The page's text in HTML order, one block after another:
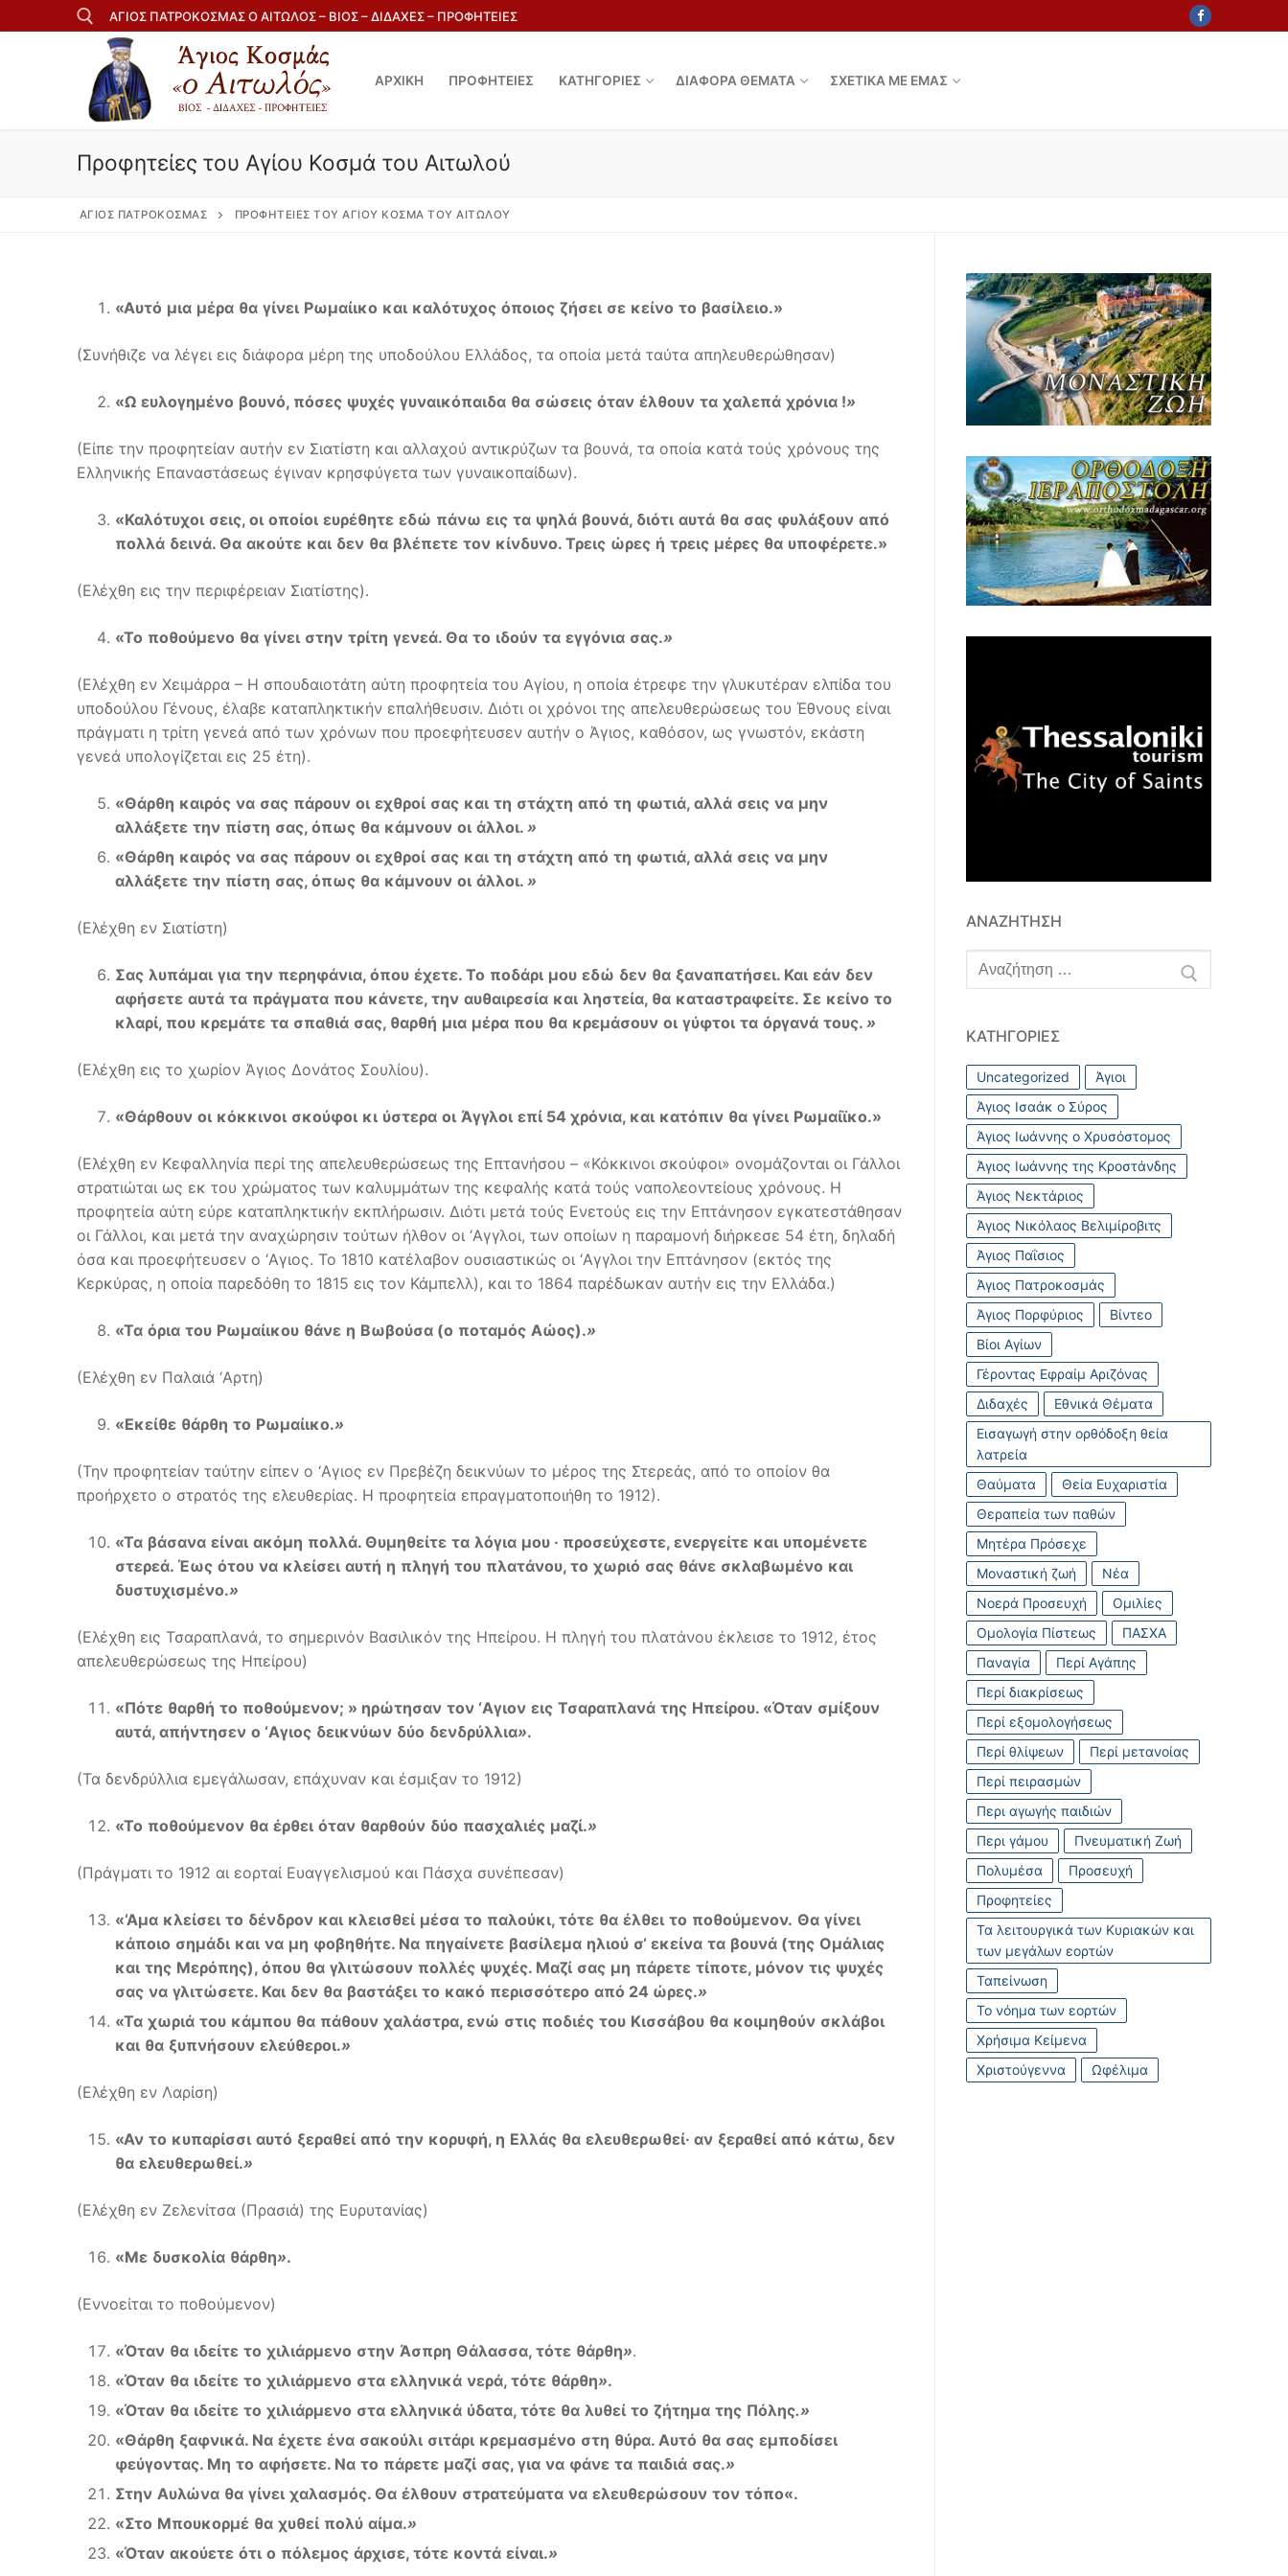
στο
Αναζήτηση για:
ΑΓΙΟΣ ΠΑΤΡΟΚΟΣΜΑΣ Ο ΑΙΤΩΛΟΣ – ΒΙΟΣ – ΔΙΔΑΧΕΣ – ΠΡΟΦΗΤΕΙΕΣ
ΑΡΧΙΚΗ ΠΡΟΦΗΤΕΙΕΣ ΚΑΤΗΓΟΡΙΕΣ ΔΙΑΦΟΡΑ ΘΕΜΑΤΑ ΣΧΕΤΙΚΑ ΜΕ ΕΜΑΣ
Προφητείες του Αγίου Κοσμά του Αιτωλού
ΆΓΙΟΣ ΠΑΤΡΟΚΟΣΜΆΣ ΠΡΟΦΗΤΕΊΕΣ ΤΟΥ ΑΓΊΟΥ ΚΟΣΜΆ ΤΟΥ ΑΙΤΩΛΟΎ
«Αυτό μια μέρα θα γίνει Ρωμαίικο και καλότυχος όποιος ζήσει σε κείνο το βασίλειο.»
(Συνήθιζε να λέγει εις διάφορα μέρη της υποδούλου Ελλάδος, τα οποία μετά ταύτα απηλευθερώθησαν)
«Ω ευλογημένο βουνό, πόσες ψυχές γυναικόπαιδα θα σώσεις όταν έλθουν τα χαλεπά χρόνια !»
(Είπε την προφητείαν αυτήν εν Σιατίστη και αλλαχού αντικρύζων τα βουνά, τα οποία κατά τούς χρόνους της
Ελληνικής Επαναστάσεως έγιναν κρησφύγετα των γυναικοπαίδων).
«Καλότυχοι σεις, οι οποίοι ευρέθητε εδώ πάνω εις τα ψηλά βουνά, διότι αυτά θα σας φυλάξουν από
πολλά δεινά. Θα ακούτε και δεν θα βλέπετε τον κίνδυνο. Τρεις ώρες ή τρεις μέρες θα υποφέρετε.»
(Ελέχθη εις την περιφέρειαν Σιατίστης).
«Το ποθούμενο θα γίνει στην τρίτη γενεά. Θα το ιδούν τα εγγόνια σας.»
(Ελέχθη εν Χειμάρρα – Η σπουδαιοτάτη αύτη προφητεία του Αγίου, η οποία έτρεφε την γλυκυτέραν ελπίδα του
υποδούλου Γένους, έλαβε καταπληκτικήν επαλήθευσιν. Διότι οι χρόνοι της απελευθερώσεως του Έθνους είναι
πράγματι η τρίτη γενεά από των χρόνων που προεφήτευσεν αυτήν ο Άγιος, καθόσον, ως γνωστόν, εκάστη
γενεά υπολογίζεται εις 25 έτη).
«Θάρθη καιρός να σας πάρουν οι εχθροί σας και τη στάχτη από τη φωτιά, αλλά σεις να μην
αλλάξετε την πίστη σας, όπως θα κάμνουν οι άλλοι. »
«Θάρθη καιρός να σας πάρουν οι εχθροί σας και τη στάχτη από τη φωτιά, αλλά σεις να μην
αλλάξετε την πίστη σας, όπως θα κάμνουν οι άλλοι. »
(Ελέχθη εν Σιατίστη)
Σας λυπάμαι για την περηφάνια, όπου έχετε. Το ποδάρι μου εδώ δεν θα ξαναπατήσει. Και εάν δεν
αφήσετε αυτά τα πράγματα που κάνετε, την αυθαιρεσία και ληστεία, θα καταστραφείτε. Σε κείνο το
κλαρί, που κρεμάτε τα σπαθιά σας, θαρθή μια μέρα που θα κρεμάσουν οι γύφτοι τα όργανά τους. »
(Ελέχθη εις το χωρίον Άγιος Δονάτος Σουλίου).
«Θάρθουν οι κόκκινοι σκούφοι κι ύστερα οι Άγγλοι επί 54 χρόνια, και κατόπιν θα γίνει Ρωμαίϊκο.»
(Ελέχθη εν Κεφαλληνία περί της απελευθερώσεως της Επτανήσου – «Κόκκινοι σκούφοι» ονομάζονται οι Γάλλοι
στρατιώται ως εκ του χρώματος των καλυμμάτων της κεφαλής κατά τούς ναπολεοντείους χρόνους. Η
προφητεία αύτη εύρε καταπληκτικήν εκπλήρωσιν. Διότι μετά τούς Ενετούς εις την Επτάνησον εγκατεστάθησαν
οι Γάλλοι, και μετά την αναχώρησιν τούτων ήλθον οι ‘Aγγλοι, των οποίων η παραμονή διήρκεσε 54 έτη, δηλαδή
όσα και προεφήτευσεν ο ‘Aγιος. Το 1810 κατέλαβον ουσιαστικώς οι ‘Aγγλοι την Επτάνησον (εκτός της
Κερκύρας, η οποία παρεδόθη το 1815 εις τον Κάμπελλ), και το 1864 παρέδωκαν αυτήν εις την Ελλάδα.)
«Τα όρια του Ρωμαίικου θάνε η Βωβούσα (ο ποταμός Αώος).»
(Ελέχθη εν Παλαιά ‘Aρτη)
«Εκείθε θάρθη το Ρωμαίικο.»
(Την προφητείαν ταύτην είπεν ο ‘Aγιος εν Πρεβέζη δεικνύων το μέρος της Στερεάς, από το οποίον θα
προήρχετο ο στρατός της ελευθερίας. Η προφητεία επραγματοποιήθη το 1912).
«Τα βάσανα είναι ακόμη πολλά. Θυμηθείτε τα λόγια μου · προσεύχεστε, ενεργείτε και υπομένετε
στερεά. Έως ότου να κλείσει αυτή η πληγή του πλατάνου, το χωριό σας θάνε σκλαβωμένο και
δυστυχισμένο.»
(Ελέχθη εις Τσαραπλανά, το σημερινόν Βασιλικόν της Ηπείρου. Η πληγή του πλατάνου έκλεισε το 1912, έτος
απελευθερώσεως της Ηπείρου)
«Πότε θαρθή το ποθούμενον; » ηρώτησαν τον ‘Aγιον εις Τσαραπλανά της Ηπείρου. «Όταν σμίξουν
αυτά, απήντησεν ο ‘Aγιος δεικνύων δύο δενδρύλλια».
(Τα δενδρύλλια εμεγάλωσαν, επάχυναν και έσμιξαν το 1912)
«Το ποθούμενον θα έρθει όταν θαρθούν δύο πασχαλιές μαζί.»
(Πράγματι το 1912 αι εορταί Ευαγγελισμού και Πάσχα συνέπεσαν)
«‘Aμα κλείσει το δένδρον και κλεισθεί μέσα το παλούκι, τότε θα έλθει το ποθούμενον. Θα γίνει
κάποιο σημάδι και να μη φοβηθήτε. Να πηγαίνετε βασίλεμα ηλιού σ‘ εκείνα τα βουνά (της Ομάλιας
και της Μερόπης), όπου θα γλιτώσουν πολλές ψυχές. Μαζί σας μη πάρετε τίποτε, μόνον τις ψυχές
σας να γλιτώσετε. Και δεν θα βαστάξει το κακό περισσότερο από 24 ώρες.»
«Τα χωριά του κάμπου θα πάθουν χαλάστρα, ενώ στις ποδιές του Κισσάβου θα κοιμηθούν σκλάβοι
και θα ξυπνήσουν ελεύθεροι.»
(Ελέχθη εν Λαρίση)
«Αν το κυπαρίσσι αυτό ξεραθεί από την κορυφή, η Ελλάς θα ελευθερωθεί· αν ξεραθεί από κάτω, δεν
θα ελευθερωθεί.»
(Ελέχθη εν Ζελενίτσα (Πρασιά) της Ευρυτανίας)
«Με δυσκολία θάρθη».
(Εννοείται το ποθούμενον)
«Όταν θα ιδείτε το χιλιάρμενο στην Άσπρη Θάλασσα, τότε θάρθη».
«Όταν θα ιδείτε το χιλιάρμενο στα ελληνικά νερά, τότε θάρθη».
«Όταν θα ιδείτε το χιλιάρμενο στα ελληνικά ύδατα, τότε θα λυθεί το ζήτημα της Πόλης.»
«Θάρθη ξαφνικά. Να έχετε ένα σακούλι σιτάρι κρεμασμένο στη θύρα. Αυτό θα σας εμποδίσει
φεύγοντας. Μη το αφήσετε. Να το πάρετε μαζί σας, για να φάνε τα παιδιά σας.»
Στην Αυλώνα θα γίνει χαλασμός. Θα έλθουν στρατεύματα να ελευθερώσουν τον τόπο«.
«Στο Μπουκορμέ θα χυθεί πολύ αίμα.»
«Όταν ακούετε ότι ο πόλεμος άρχισε, τότε κοντά είναι.»
ΑΝΑΖΉΤΗΣΗ
Αναζήτηση
για:
ΚΑΤΗΓΟΡΊΕΣ
Uncategorized
Άγιοι
Άγιος Ισαάκ ο Σύρος
Άγιος Ιωάννης ο Χρυσόστομος
Άγιος Ιωάννης της Κροστάνδης
Άγιος Νεκτάριος
Άγιος Νικόλαος Βελιμίροβιτς
Άγιος Παΐσιος
Άγιος Πατροκοσμάς
Άγιος Πορφύριος
Βίντεο
Βίοι Αγίων
Γέροντας Εφραίμ Αριζόνας
Διδαχές
Εθνικά Θέματα
Εισαγωγή στην ορθόδοξη θεία
λατρεία
Θαύματα
Θεία Ευχαριστία
Θεραπεία των παθών
Μητέρα Πρόσεχε
Μοναστική ζωή
Νέα
Νοερά Προσευχή
Ομιλίες
Ομολογία Πίστεως
ΠΑΣΧΑ
Παναγία
Περί Αγάπης
Περί διακρίσεως
Περί εξομολογήσεως
Περί θλίψεων
Περί μετανοίας
Περί πειρασμών
Περι αγωγής παιδιών
Περι γάμου
Πνευματική Ζωή
Πολυμέσα
Προσευχή
Προφητείες
Τα λειτουργικά των Κυριακών και
των μεγάλων εορτών
Ταπείνωση
Το νόημα των εορτών
Χρήσιμα Κείμενα
Χριστούγεννα
Ωφέλιμα